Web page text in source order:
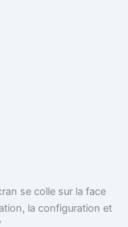
se colle sur la face
la configuration et